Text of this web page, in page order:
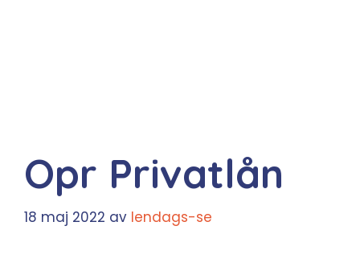
Opr Privatlån
18 maj 2022 av lendags-se